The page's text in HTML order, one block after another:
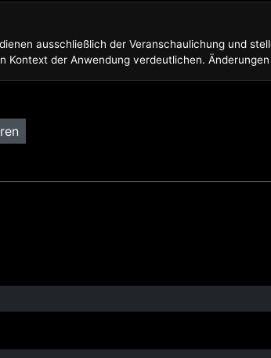
ausschließlich der Veranschaulichung und
Kontext der Anwendung verdeutlichen.